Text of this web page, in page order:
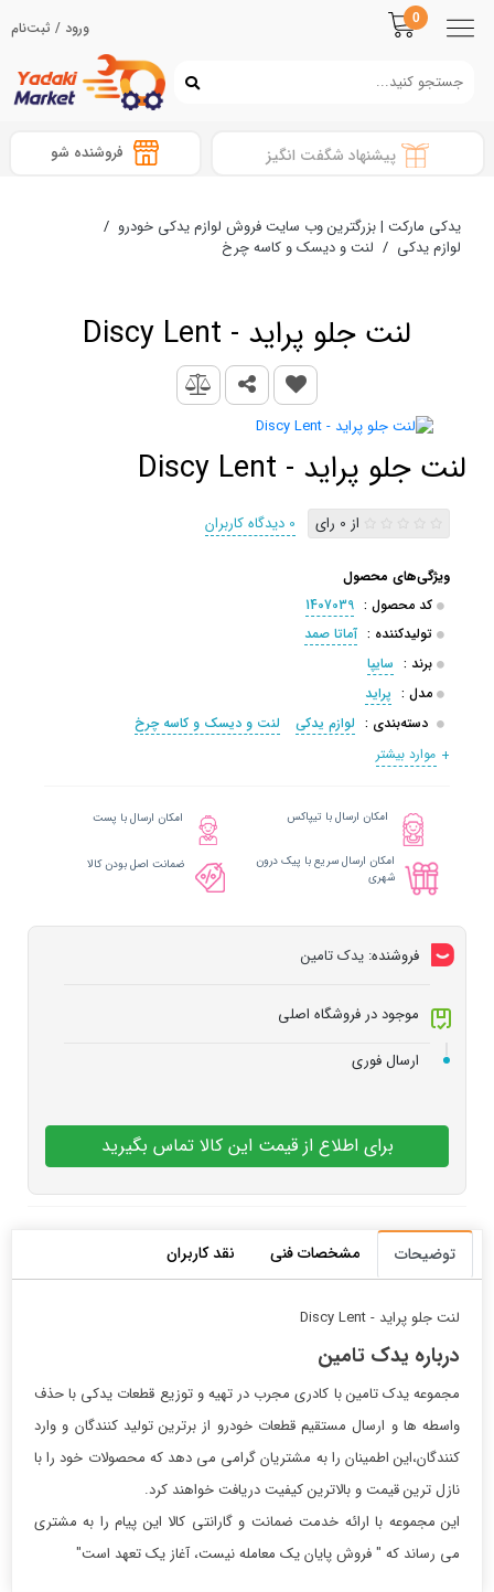
0 ورود / ثبت‌نام
پیشنهاد شگفت انگیز فروشنده شو
یدکی مارکت | بزرگترین وب سایت فروش لوازم یدکی خودرو /
لوازم یدکی / لنت و دیسک و کاسه چرخ
لنت جلو پراید - Discy Lent
لنت جلو پراید - Discy Lent
از 0 رای 0 دیدگاه کاربران
ویژگی‌های محصول
کد محصول : 1407039
تولیدکننده : آماتا صمد
برند : سایپا
مدل : پراید
دسته‌بندی : لوازم یدکی
لنت و دیسک و کاسه چرخ
موارد بیشتر
امکان ارسال با تیپاکس امکان ارسال با پست
امکان ارسال سریع با پیک درون
شهری
ضمانت اصل بودن کالا
فروشنده: یدک تامین
موجود در فروشگاه اصلی
ارسال فوری
برای اطلاع از قیمت این کالا تماس بگیرید
توضیحات مشخصات فنی نقد کاربران
لنت جلو پراید - Discy Lent
درباره یدک تامین
مجموعه یدک تامین با کادری مجرب در تهیه و توزیع قطعات یدکی با حذف
واسطه ها و ارسال مستقیم قطعات خودرو از برترین تولید کنندگان و وارد
کنندگان،این اطمینان را به مشتریان گرامی می دهد که محصولات خود را با
نازل ترین قیمت و بالاترین کیفیت دریافت خواهند کرد.
این مجموعه با ارائه خدمت ضمانت و گارانتی کالا این پیام را به مشتری
می رساند که " فروش پایان یک معامله نیست، آغاز یک تعهد است"